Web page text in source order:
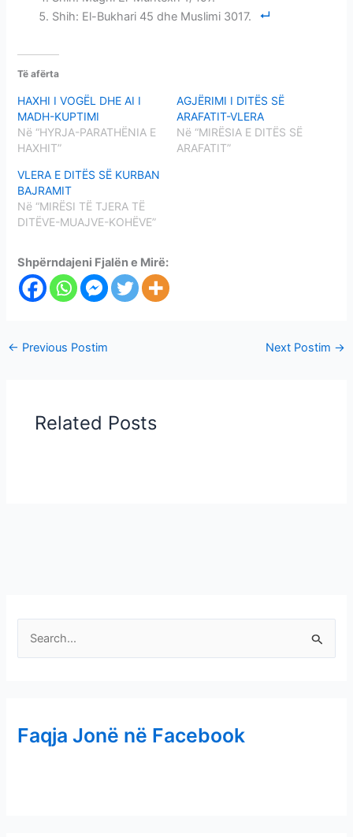
Shih: El-Bukhari 45 dhe Muslimi 3017.
Të afërta
HAXHI I VOGËL DHE AI I
MADH-KUPTIMI
Në “HYRJA-PARATHËNIA E
HAXHIT”
AGJËRIMI I DITËS SË
ARAFATIT-VLERA
Në “MIRËSIA E DITËS SË
ARAFATIT”
VLERA E DITËS SË KURBAN
BAJRAMIT
Në “MIRËSI TË TJERA TË
DITËVE-MUAJVE-KOHËVE”
Shpërndajeni Fjalën e Mirë:
← Previous Postim Next Postim →
Related Posts
c
Faqja Jonë në Facebook